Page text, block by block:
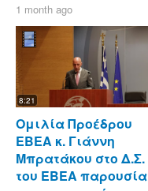
1 month ago
8:21
Ομιλία Προέδρου
ΕΒΕΑ κ. Γιάννη
Μπρατάκου στο Δ.Σ.
του ΕΒΕΑ παρουσία